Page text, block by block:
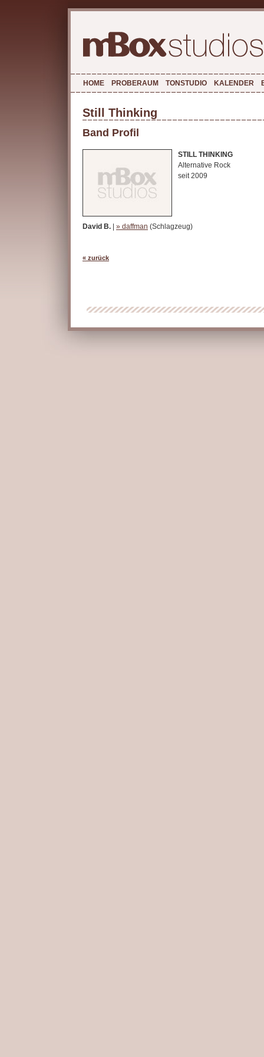
HOME PROBERAUM TONSTUDIO KALENDER
Still Thinking
Band Profil
STILL THINKING
Alternative Rock
seit 2009
David B. » daffman (Schlagzeug)
« zurück